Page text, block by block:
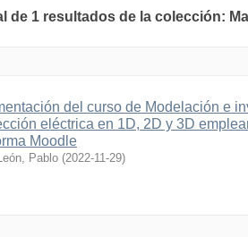
de 1 resultados de la colección:
del curso de Modelación e
eléctrica en 1D, 2D y 3D
Moodle
Pablo (2022-11-29)